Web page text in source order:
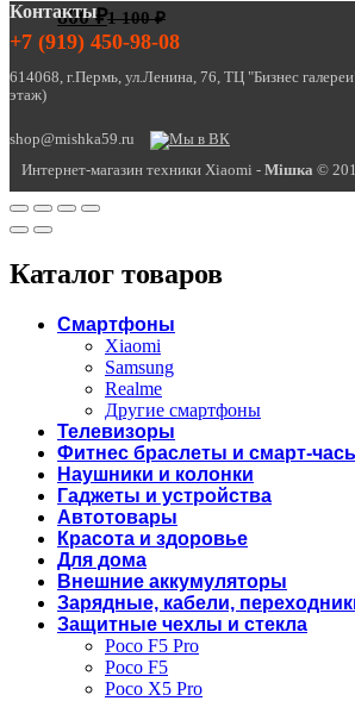
800₽1 100₽
Контакты
+7 (919) 450-98-08
614068, г.Пермь, ул.Ленина, 76, ТЦ "Бизнес
этаж)
shop@mishka59.ru
Интернет-магазин техники Xiaomi - Miшка ©
Каталог товаров
Смартфоны
Xiaomi
Samsung
Realme
Другие смартфоны
Телевизоры
Фитнес браслеты и смарт-
Наушники и колонки
Гаджеты и устройства
Автотовары
Красота и здоровье
Для дома
Внешние аккумуляторы
Зарядные, кабели,
Защитные чехлы и стекла
Poco F5 Pro
Poco F5
Poco X5 Pro